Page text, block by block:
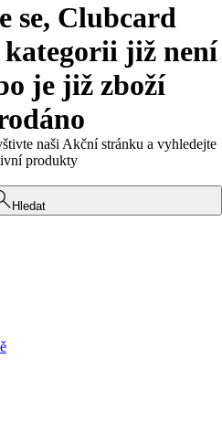
se, Clubcard
již není
je již zboží
naši Akční stránku a vyhledejte
produkty
Hledat